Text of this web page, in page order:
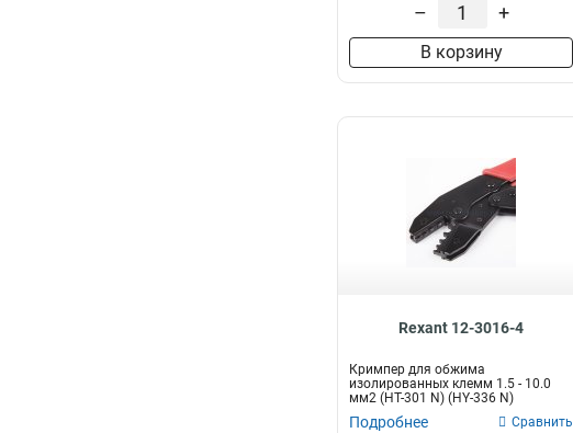
– +
В корзину
Rexant 12-3016-4
Кримпер для обжима
изолированных клемм 1.5 - 10.0
мм2 (HT-301 N) (HY-336 N)
Подробнее Сравнить